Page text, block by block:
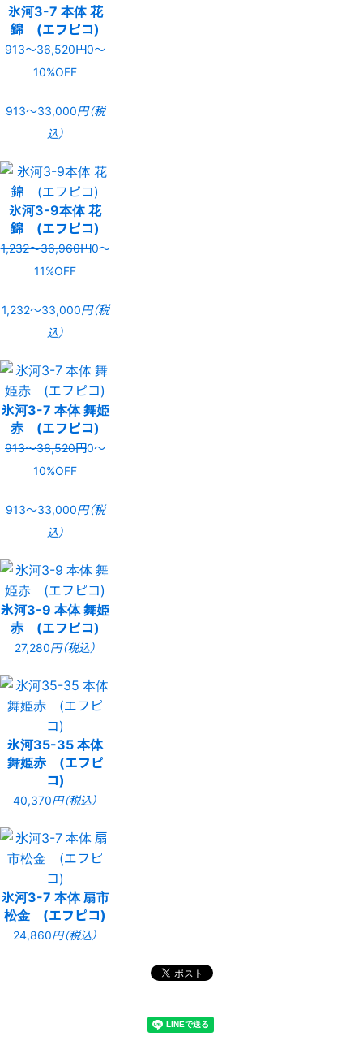
氷河3-7 本体 花
錦 (エフピコ)
913〜36,520円0〜
10%OFF
913〜33,000円（税
込）
氷河3-9本体 花
錦 (エフピコ)
1,232〜36,960円0〜
11%OFF
1,232〜33,000円（税
込）
氷河3-7 本体 舞姫
赤 (エフピコ)
913〜36,520円0〜
10%OFF
913〜33,000円（税
込）
氷河3-9 本体 舞姫
赤 (エフピコ)
27,280円（税込）
氷河35-35 本体
舞姫赤 (エフピ
コ)
40,370円（税込）
氷河3-7 本体 扇市
松金 (エフピコ)
24,860円（税込）